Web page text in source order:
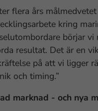
flera års målmedvetet
kring
börjar vi
resultat. Det är en
på att vi ligger
och timing.”
marknad - och nya